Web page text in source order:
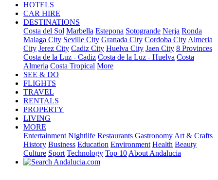
HOTELS
CAR HIRE
DESTINATIONS
Costa del Sol Marbella Estepona Sotogrande Nerja Ronda
Malaga City Seville City Granada City Cordoba City Almeria
City Jerez City Cadiz City Huelva City Jaen City 8 Provinces
Costa de la Luz - Cadiz Costa de la Luz - Huelva Costa
Almeria Costa Tropical More
SEE & DO
FLIGHTS
TRAVEL
RENTALS
PROPERTY
LIVING
MORE
Entertainment Nightlife Restaurants Gastronomy Art & Crafts
History Business Education Environment Health Beauty
Culture Sport Technology Top 10 About Andalucia